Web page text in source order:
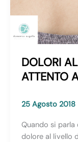
DOLORI
ATTENTO
25 Agosto 2018
Quando si
dolore al livello